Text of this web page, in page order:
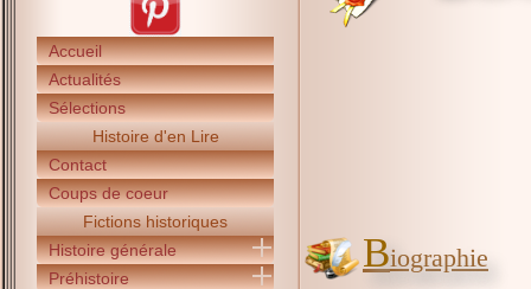
Accueil
Actualités
Sélections
Histoire d'en Lire
Contact
Coups de coeur
Fictions historiques
Histoire générale
Préhistoire
Biographie